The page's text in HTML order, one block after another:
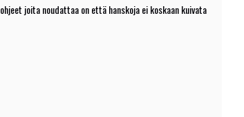
joita noudattaa on että hanskoja ei koskaan kuivata